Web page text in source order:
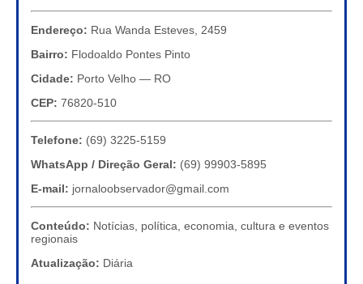
Endereço: Rua Wanda Esteves, 2459
Bairro: Flodoaldo Pontes Pinto
Cidade: Porto Velho — RO
CEP: 76820-510
Telefone: (69) 3225-5159
WhatsApp / Direção Geral: (69) 99903-5895
E-mail: jornaloobservador@gmail.com
Conteúdo: Notícias, política, economia, cultura e eventos
regionais
Atualização: Diária